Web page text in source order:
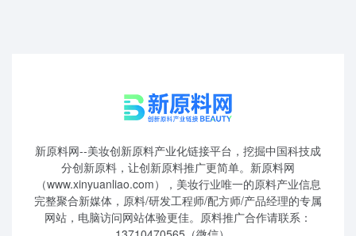
新原料网--美妆创新原料产业化链接平台，挖掘中国科技成
分创新原料，让创新原料推广更简单。新原料网
（www.xinyuanliao.com），美妆行业唯一的原料产业信息
完整聚合新媒体，原料/研发工程师/配方师/产品经理的专属
网站，电脑访问网站体验更佳。原料推广合作请联系：